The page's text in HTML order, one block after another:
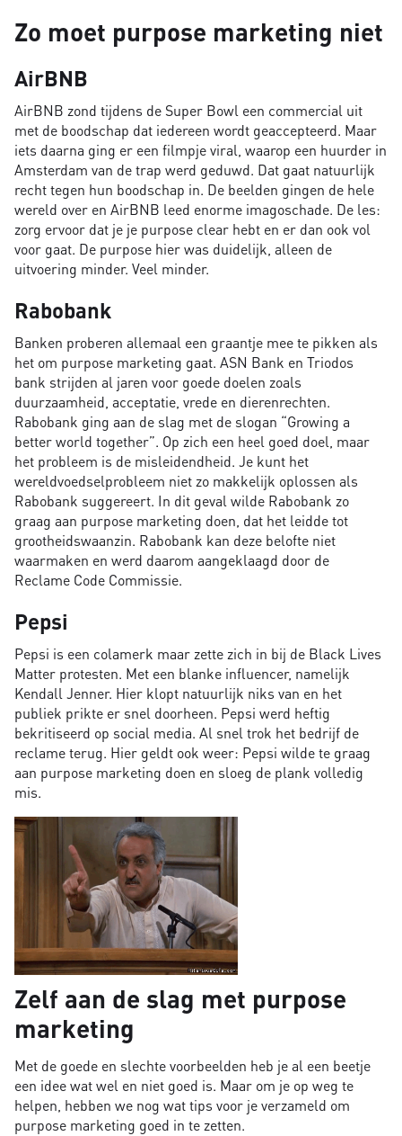
Zo moet purpose marketing niet
AirBNB
AirBNB zond tijdens de Super Bowl een commercial uit
met de boodschap dat iedereen wordt geaccepteerd. Maar
iets daarna ging er een filmpje viral, waarop een huurder in
Amsterdam van de trap werd geduwd. Dat gaat natuurlijk
recht tegen hun boodschap in. De beelden gingen de hele
wereld over en AirBNB leed enorme imagoschade. De les:
zorg ervoor dat je je purpose clear hebt en er dan ook vol
voor gaat. De purpose hier was duidelijk, alleen de
uitvoering minder. Veel minder.
Rabobank
Banken proberen allemaal een graantje mee te pikken als
het om purpose marketing gaat. ASN Bank en Triodos
bank strijden al jaren voor goede doelen zoals
duurzaamheid, acceptatie, vrede en dierenrechten.
Rabobank ging aan de slag met de slogan “Growing a
better world together”. Op zich een heel goed doel, maar
het probleem is de misleidendheid. Je kunt het
wereldvoedselprobleem niet zo makkelijk oplossen als
Rabobank suggereert. In dit geval wilde Rabobank zo
graag aan purpose marketing doen, dat het leidde tot
grootheidswaanzin. Rabobank kan deze belofte niet
waarmaken en werd daarom aangeklaagd door de
Reclame Code Commissie.
Pepsi
Pepsi is een colamerk maar zette zich in bij de Black Lives
Matter protesten. Met een blanke influencer, namelijk
Kendall Jenner. Hier klopt natuurlijk niks van en het
publiek prikte er snel doorheen. Pepsi werd heftig
bekritiseerd op social media. Al snel trok het bedrijf de
reclame terug. Hier geldt ook weer: Pepsi wilde te graag
aan purpose marketing doen en sloeg de plank volledig
mis.
Zelf aan de slag met purpose
marketing
Met de goede en slechte voorbeelden heb je al een beetje
een idee wat wel en niet goed is. Maar om je op weg te
helpen, hebben we nog wat tips voor je verzameld om
purpose marketing goed in te zetten.